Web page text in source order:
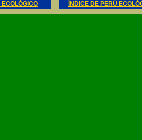
ECOLÓGICO ÍNDICE DE PERÚ